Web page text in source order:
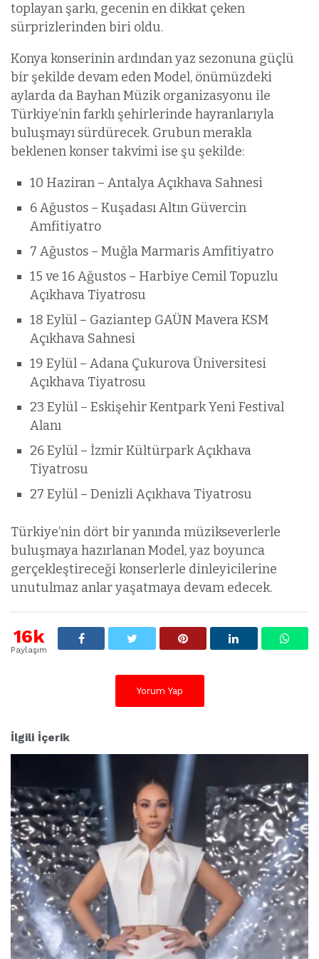
toplayan şarkı, gecenin en dikkat çeken
sürprizlerinden biri oldu.
Konya konserinin ardından yaz sezonuna güçlü
bir şekilde devam eden Model, önümüzdeki
aylarda da Bayhan Müzik organizasyonu ile
Türkiye’nin farklı şehirlerinde hayranlarıyla
buluşmayı sürdürecek. Grubun merakla
beklenen konser takvimi ise şu şekilde:
10 Haziran – Antalya Açıkhava Sahnesi
6 Ağustos – Kuşadası Altın Güvercin
Amfitiyatro
7 Ağustos – Muğla Marmaris Amfitiyatro
15 ve 16 Ağustos – Harbiye Cemil Topuzlu
Açıkhava Tiyatrosu
18 Eylül – Gaziantep GAÜN Mavera KSM
Açıkhava Sahnesi
19 Eylül – Adana Çukurova Üniversitesi
Açıkhava Tiyatrosu
23 Eylül – Eskişehir Kentpark Yeni Festival
Alanı
26 Eylül – İzmir Kültürpark Açıkhava
Tiyatrosu
27 Eylül – Denizli Açıkhava Tiyatrosu
Türkiye’nin dört bir yanında müzikseverlerle
buluşmaya hazırlanan Model, yaz boyunca
gerçekleştireceği konserlerle dinleyicilerine
unutulmaz anlar yaşatmaya devam edecek.
16k
Paylaşım
Yorum Yap
İlgili İçerik